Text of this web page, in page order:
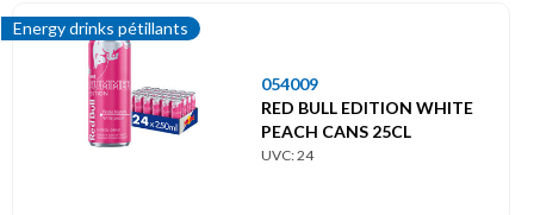
Energy drinks pétillants
054009
RED BULL EDITION WHITE
PEACH CANS 25CL
UVC: 24